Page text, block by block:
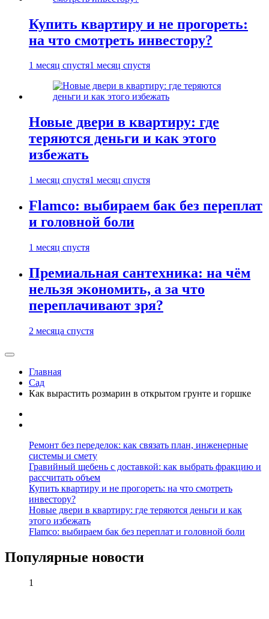
Купить квартиру и не прогореть:
на что смотреть инвестору?
1 месяц спустя1 месяц спустя
Новые двери в квартиру: где
теряются деньги и как этого
избежать
1 месяц спустя1 месяц спустя
Flamco: выбираем бак без переплат
и головной боли
1 месяц спустя
Премиальная сантехника: на чём
нельзя экономить, а за что
переплачивают зря?
2 месяца спустя
Главная
Сад
Как вырастить розмарин в открытом грунте и горшке
Ремонт без переделок: как связать план, инженерные
системы и смету
Гравийный щебень с доставкой: как выбрать фракцию и
рассчитать объем
Купить квартиру и не прогореть: на что смотреть
инвестору?
Новые двери в квартиру: где теряются деньги и как
этого избежать
Flamco: выбираем бак без переплат и головной боли
Популярные новости
1